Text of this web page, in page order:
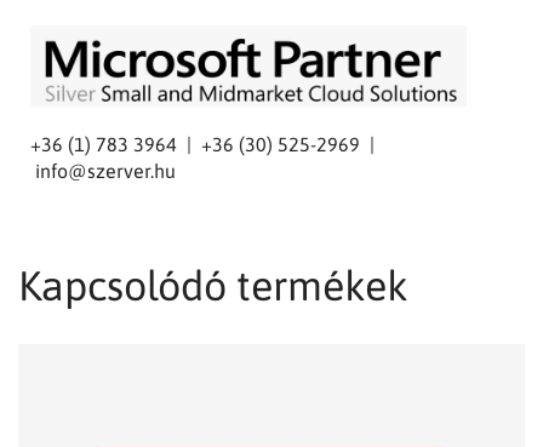
+36 (1) 783 3964 | +36 (30) 525-2969 |
info@szerver.hu
Kapcsolódó termékek